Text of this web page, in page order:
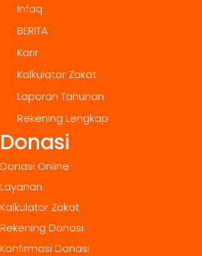
Infaq
BERITA
Karir
Kalkulator Zakat
Laporan Tahunan
Rekening Lengkap
Donasi
Donasi Online
Layanan
Kalkulator Zakat
Rekening Donasi
Konfirmasi Donasi